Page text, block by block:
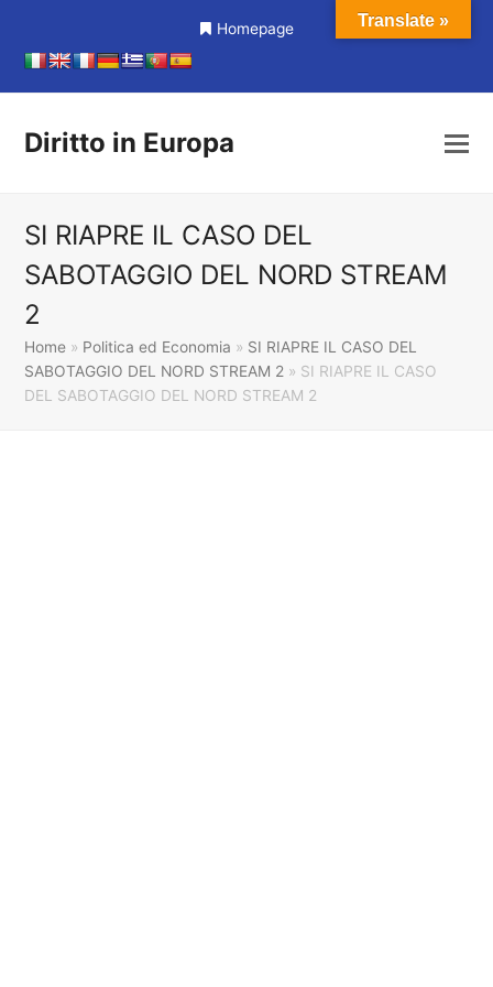
Homepage
Diritto in Europa
SI RIAPRE IL CASO DEL
SABOTAGGIO DEL NORD STREAM
2
Home » Politica ed Economia » SI RIAPRE IL CASO DEL
SABOTAGGIO DEL NORD STREAM 2 » SI RIAPRE IL CASO
DEL SABOTAGGIO DEL NORD STREAM 2
Translate »